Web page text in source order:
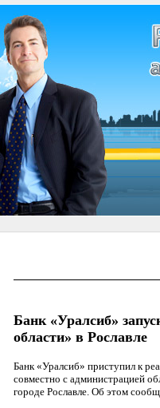
Банк «Уралсиб»
области» в Рославле
Банк «Уралсиб» приступил к
совместно с администрацией
городе Рославле. Об этом